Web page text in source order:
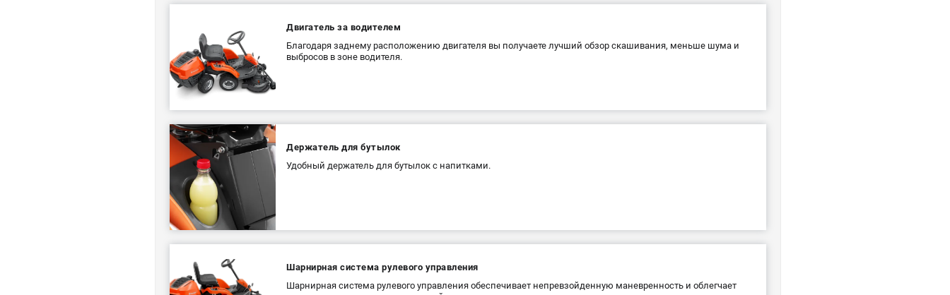
Двигатель за водителем
Благодаря заднему расположению двигателя вы получаете лучший обзор скашивания, меньше шума и
выбросов в зоне водителя.
Держатель для бутылок
Удобный держатель для бутылок с напитками.
Шарнирная система рулевого управления
Шарнирная система рулевого управления обеспечивает непревзойденную маневренность и облегчает